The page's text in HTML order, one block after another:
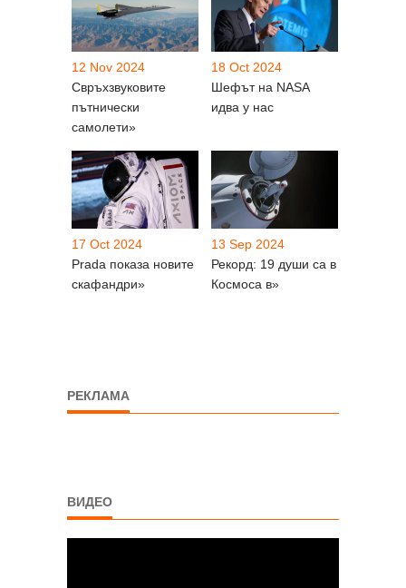
12 Nov 2024
Свръхзвуковите
пътнически
самолети»
18 Oct 2024
Шефът на NASA
идва у нас
17 Oct 2024
Prada показа новите
скафандри»
13 Sep 2024
Рекорд: 19 души са в
Космоса в»
РЕКЛАМА
ВИДЕО